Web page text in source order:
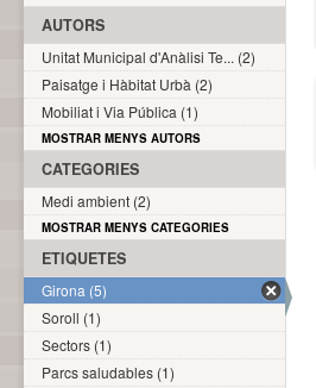
AUTORS
Unitat Municipal d'Anàlisi Te... (2)
Paisatge i Hàbitat Urbà (2)
Mobiliat i Via Pública (1)
MOSTRAR MENYS AUTORS
CATEGORIES
Medi ambient (2)
MOSTRAR MENYS CATEGORIES
ETIQUETES
Girona (5)
Soroll (1)
Sectors (1)
Parcs saludables (1)